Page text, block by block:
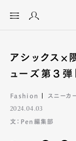
アシックス×
ューズ第３弾
Fashion スニーカ
2024.04.03
文：Pen編集部